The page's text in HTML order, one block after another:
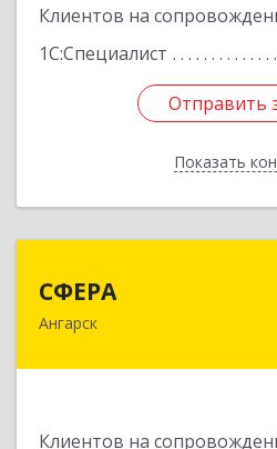
Клиентов на
1С:Специалист
Отправить
Показать
Отправить
Назад
СФЕРА
Ангарск
Клиентов на
665816, Иркутская обл,